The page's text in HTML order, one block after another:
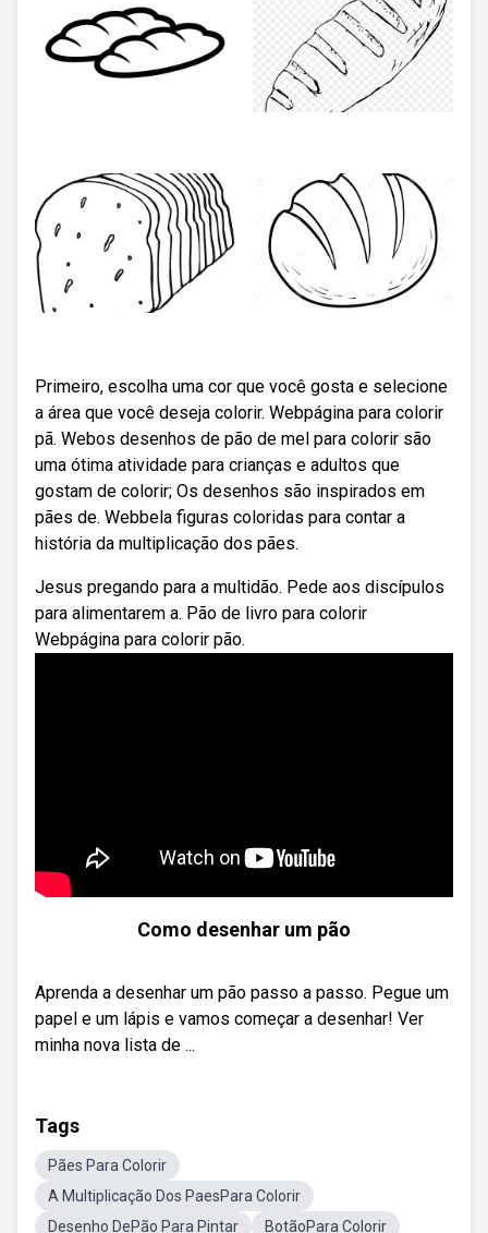
Primeiro, escolha uma cor que você gosta e selecione
a área que você deseja colorir. Webpágina para colorir
pã. Webos desenhos de pão de mel para colorir são
uma ótima atividade para crianças e adultos que
gostam de colorir; Os desenhos são inspirados em
pães de. Webbela figuras coloridas para contar a
história da multiplicação dos pães.
Jesus pregando para a multidão. Pede aos discípulos
para alimentarem a. Pão de livro para colorir
Webpágina para colorir pão.
Como desenhar um pão
Aprenda a desenhar um pão passo a passo. Pegue um
papel e um lápis e vamos começar a desenhar! Ver
minha nova lista de ...
Tags
Pães Para Colorir
A Multiplicação Dos PaesPara Colorir
Desenho DePão Para Pintar
BotãoPara Colorir